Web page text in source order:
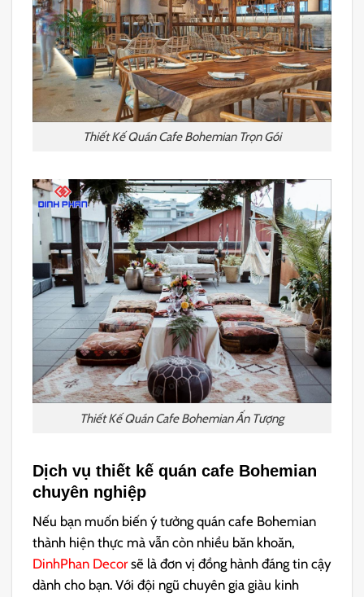
Thiết Kế Quán Cafe Bohemian Trọn Gói
Thiết Kế Quán Cafe Bohemian Ấn Tượng
Dịch vụ thiết kế quán cafe Bohemian
chuyên nghiệp
Nếu bạn muốn biến ý tưởng quán cafe Bohemian
thành hiện thực mà vẫn còn nhiều băn khoăn,
DinhPhan Decorsẽ là đơn vị đồng hành đáng tin cậy
dành cho bạn. Với đội ngũ chuyên gia giàu kinh